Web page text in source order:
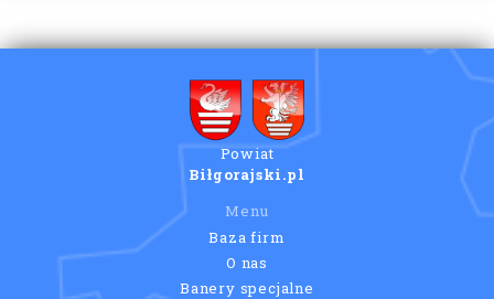
Powiat
Biłgorajski.pl
Menu
Baza firm
O nas
Banery specjalne